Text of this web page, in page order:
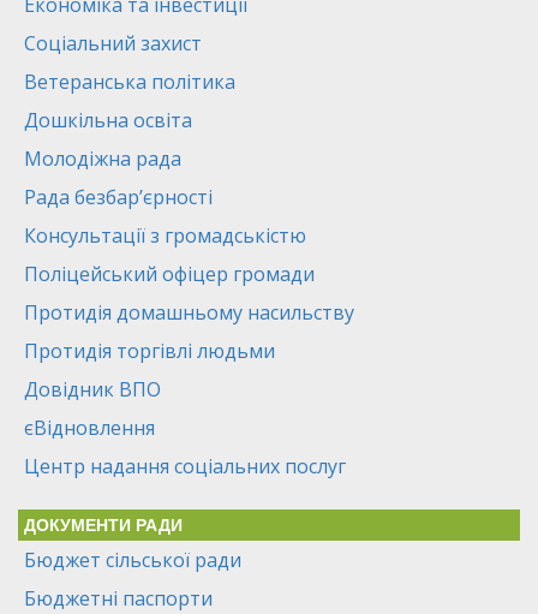
Соціальний захист
Ветеранська політика
Дошкільна освіта
Молодіжна рада
Рада безбар’єрності
Консультації з громадськістю
Поліцейський офіцер громади
Протидія домашньому насильству
Протидія торгівлі людьми
Довідник ВПО
єВідновлення
Центр надання соціальних послуг
ДОКУМЕНТИ РАДИ
Бюджет сільської ради
Бюджетні паспорти